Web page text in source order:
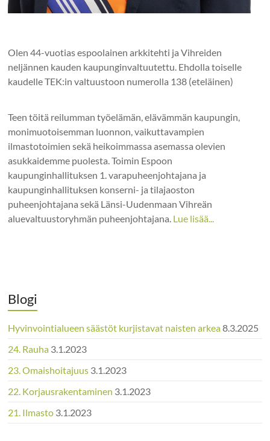
Olen 44-vuotias espoolainen arkkitehti ja Vihreiden
neljännen kauden kaupunginvaltuutettu. Ehdolla toiselle
kaudelle TEK:in valtuustoon numerolla 138 (eteläinen)
Teen töitä reilumman työelämän, elävämmän kaupungin,
monimuotoisemman luonnon, vaikuttavampien
ilmastotoimien sekä heikoimmassa asemassa olevien
asukkaidemme puolesta. Toimin Espoon
kaupunginhallituksen 1. varapuheenjohtajana ja
kaupunginhallituksen konserni- ja tilajaoston
puheenjohtajana sekä Länsi-Uudenmaan Vihreän
aluevaltuustoryhmän puheenjohtajana. Lue lisää...
Blogi
Hyvinvointialueen säästöt kurjistavat naisten arkea8.3.2025
24. Rauha 3.1.2023
23. Omaishoitajuus 3.1.2023
22. Korjausrakentaminen 3.1.2023
21. Ilmasto 3.1.2023